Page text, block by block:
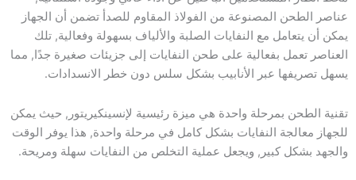
عناصر الطحن المصنوعة من الفولاذ المقاوم للصدأ تضمن أن الجهاز
يمكن أن يتعامل مع النفايات الصلبة والألياف بسهولة وفعالية, تلك
العناصر تعمل بفعالية على طحن النفايات إلى جزيئات صغيرة جدًا, مما
يسهل تصريفها عبر الأنابيب بشكل سلس دون خطر الانسدادات.
تقنية الطحن بمرحلة واحدة هي ميزة رئيسية لإنسينكيريتور, حيث يمكن
للجهاز معالجة النفايات بشكل كامل في مرحلة واحدة, هذا يوفر الوقت
والجهد بشكل كبير, ويجعل عملية التخلص من النفايات سهلة ومريحة.